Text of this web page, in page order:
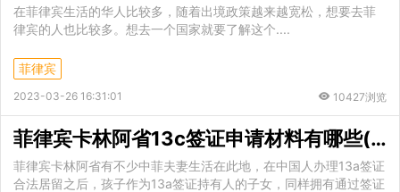
在菲律宾生活的华人比较多，随着出境政策越来越宽松，想要去菲
律宾的人也比较多。想去一个国家就要了解这个....
菲律宾
2023-03-26 16:31:01 10427浏览
菲律宾卡林阿省13c签证申请材料有哪些(有哪些环节)
菲律宾卡林阿省有不少中菲夫妻生活在此地，在中国人办理13a签证
合法居留之后，孩子作为13a签证持有人的子女，同样拥有通过签证